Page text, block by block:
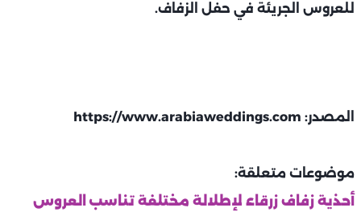
للعروس الجريئة في حفل الزفاف.
المصدر: https://www.arabiaweddings.com
موضوعات متعلقة:
أحذية زفاف زرقاء لإطلالة مختلفة تناسب العروس